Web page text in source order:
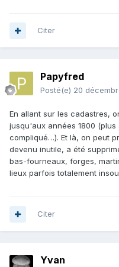
Citer
Papyfred
Posté(e) 20
En allant sur les cadastres,
jusqu'aux années 1800
compliqué…). Et là, on peut
devenu inutile, a été
bas-fourneaux, forges,
lieux parfois totalement
Citer
Yvan